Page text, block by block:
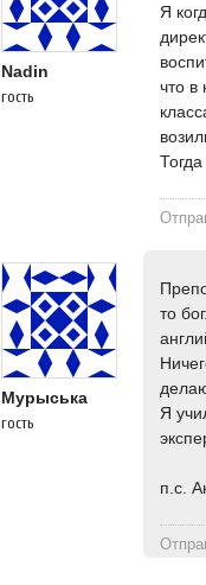
Nadin
гость
Я
что в
Мурыська
гость
то
Я
п.с.